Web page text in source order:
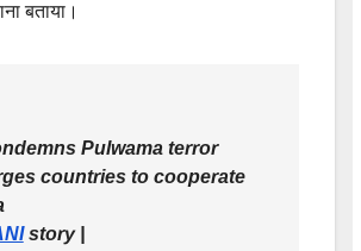
बताया।
Pulwama terror
countries to cooperate
story |